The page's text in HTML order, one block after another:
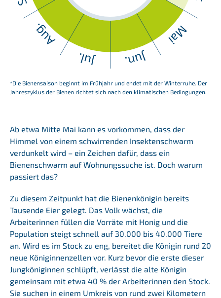
*Die Bienensaison beginnt im Frühjahr und endet mit der Winterruhe. Der
Jahreszyklus der Bienen richtet sich nach den klimatischen Bedingungen.
Ab etwa Mitte Mai kann es vorkommen, dass der
Himmel von einem schwirrenden Insektenschwarm
verdunkelt wird – ein Zeichen dafür, dass ein
Bienenschwarm auf Wohnungssuche ist. Doch warum
passiert das?
Zu diesem Zeitpunkt hat die Bienenkönigin bereits
Tausende Eier gelegt. Das Volk wächst, die
Arbeiterinnen füllen die Vorräte mit Honig und die
Population steigt schnell auf 30.000 bis 40.000 Tiere
an. Wird es im Stock zu eng, bereitet die Königin rund 20
neue Königinnenzellen vor. Kurz bevor die erste dieser
Jungköniginnen schlüpft, verlässt die alte Königin
gemeinsam mit etwa 40 % der Arbeiterinnen den Stock.
Sie suchen in einem Umkreis von rund zwei Kilometern